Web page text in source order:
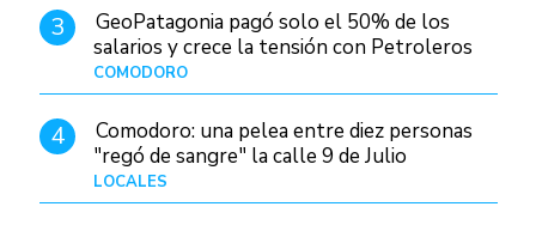
3
GeoPatagonia pagó solo el 50% de los
salarios y crece la tensión con Petroleros
COMODORO
4
Comodoro: una pelea entre diez personas
"regó de sangre" la calle 9 de Julio
LOCALES